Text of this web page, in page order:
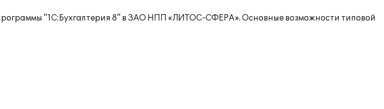
"1С:Бухгалтерия 8" в ЗАО НПП «ЛИТОС-СФЕРА». Основные возможности типовой